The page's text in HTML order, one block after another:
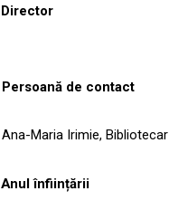
Director
Persoană de contact
Ana-Maria Irimie, Bibliotecar
Anul înființării